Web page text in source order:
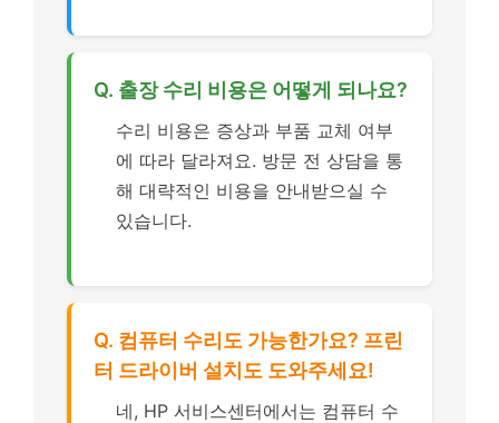
Q. 출장 수리 비용은 어떻게 되나요?
수리 비용은 증상과 부품 교체 여부
에 따라 달라져요. 방문 전 상담을 통
해 대략적인 비용을 안내받으실 수
있습니다.
Q. 컴퓨터 수리도 가능한가요? 프린
터 드라이버 설치도 도와주세요!
네, HP 서비스센터에서는 컴퓨터 수